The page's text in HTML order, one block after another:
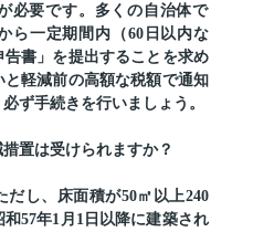
必要です。多くの自治体で
ら一定期間内（60日以内な
告書」を提出することを求め
軽減前の高額な税額で通知
ず手続きを行いましょう。
置は受けられますか？
だし、床面積が50㎡以上240
57年1月1日以降に建築され